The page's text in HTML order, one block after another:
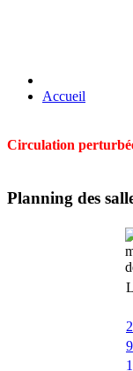
Accueil
Circulation
Planning des
L
2
9